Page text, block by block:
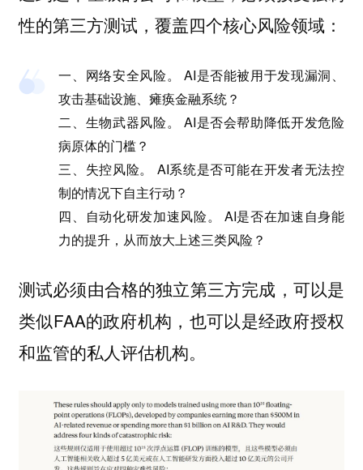
性的第三方测试，覆盖四个核心风险领域：
一、网络安全风险。 AI是否能被用于发现漏洞、
攻击基础设施、瘫痪金融系统？
二、生物武器风险。 AI是否会帮助降低开发危险
病原体的门槛？
三、失控风险。 AI系统是否可能在开发者无法控
制的情况下自主行动？
四、自动化研发加速风险。 AI是否在加速自身能
力的提升，从而放大上述三类风险？
测试必须由合格的独立第三方完成，可以是
类似FAA的政府机构，也可以是经政府授权
和监管的私人评估机构。